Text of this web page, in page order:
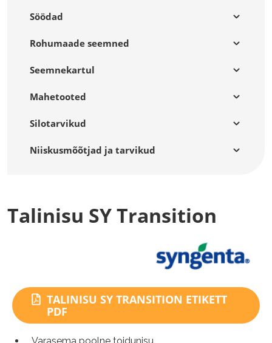
Söödad
Rohumaade seemned
Seemnekartul
Mahetooted
Silotarvikud
Niiskusmõõtjad ja tarvikud
Talinisu SY Transition
TALINISU SY TRANSITION ETIKETT
PDF